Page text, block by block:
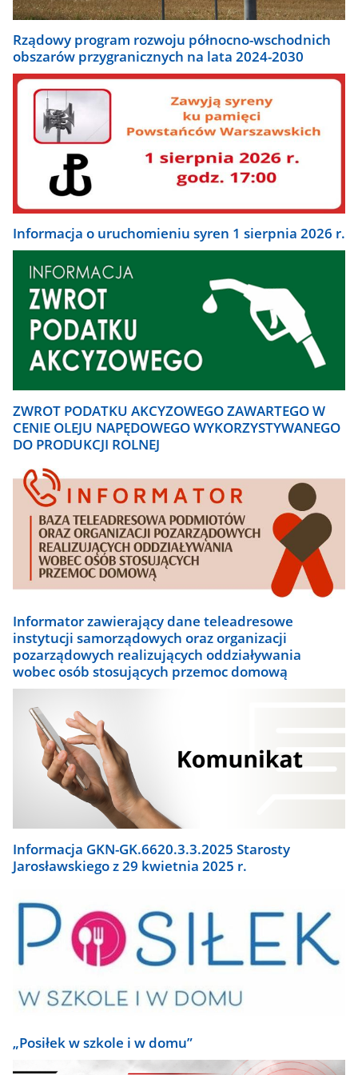
Rządowy program rozwoju północno-wschodnich
obszarów przygranicznych na lata 2024-2030
Informacja o uruchomieniu syren 1 sierpnia 2026 r.
ZWROT PODATKU AKCYZOWEGO ZAWARTEGO W
CENIE OLEJU NAPĘDOWEGO WYKORZYSTYWANEGO
DO PRODUKCJI ROLNEJ
Informator zawierający dane teleadresowe
instytucji samorządowych oraz organizacji
pozarządowych realizujących oddziaływania
wobec osób stosujących przemoc domową
Informacja GKN-GK.6620.3.3.2025 Starosty
Jarosławskiego z 29 kwietnia 2025 r.
„Posiłek w szkole i w domu”